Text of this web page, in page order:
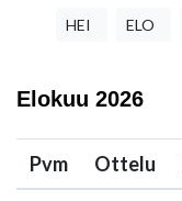
HEI ELO
Elokuu 2026
Pvm Ottelu